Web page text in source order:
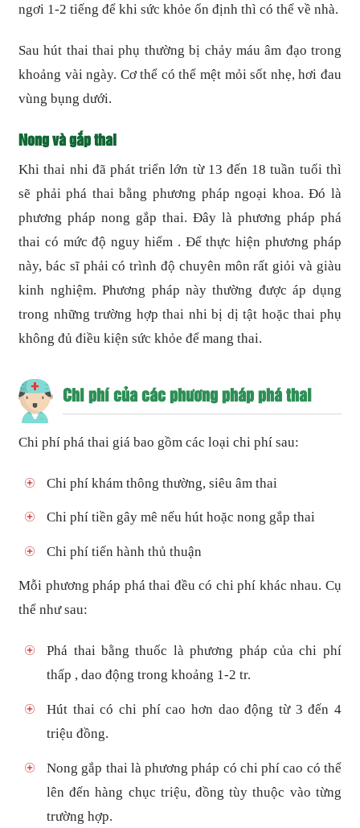
ngơi 1-2 tiếng để khi sức khỏe ổn định thì có thể về nhà.
Sau hút thai thai phụ thường bị chảy máu âm đạo trong
khoảng vài ngày. Cơ thể có thể mệt mỏi sốt nhẹ, hơi đau
vùng bụng dưới.
Nong và gắp thai
Khi thai nhi đã phát triển lớn từ 13 đến 18 tuần tuổi thì
sẽ phải phá thai bằng phương pháp ngoại khoa. Đó là
phương pháp nong gắp thai. Đây là phương pháp phá
thai có mức độ nguy hiểm . Để thực hiện phương pháp
này, bác sĩ phải có trình độ chuyên môn rất giỏi và giàu
kinh nghiệm. Phương pháp này thường được áp dụng
trong những trường hợp thai nhi bị dị tật hoặc thai phụ
không đủ điều kiện sức khỏe để mang thai.
Chi phí của các phương pháp phá thai
Chi phí phá thai giá bao gồm các loại chi phí sau:
Chi phí khám thông thường, siêu âm thai
Chi phí tiền gây mê nếu hút hoặc nong gắp thai
Chi phí tiến hành thủ thuận
Mỗi phương pháp phá thai đều có chi phí khác nhau. Cụ
thể như sau:
Phá thai bằng thuốc là phương pháp của chi phí
thấp , dao động trong khoảng 1-2 tr.
Hút thai có chi phí cao hơn dao động từ 3 đến 4
triệu đồng.
Nong gắp thai là phương pháp có chi phí cao có thể
lên đến hàng chục triệu, đồng tùy thuộc vào từng
trường hợp.